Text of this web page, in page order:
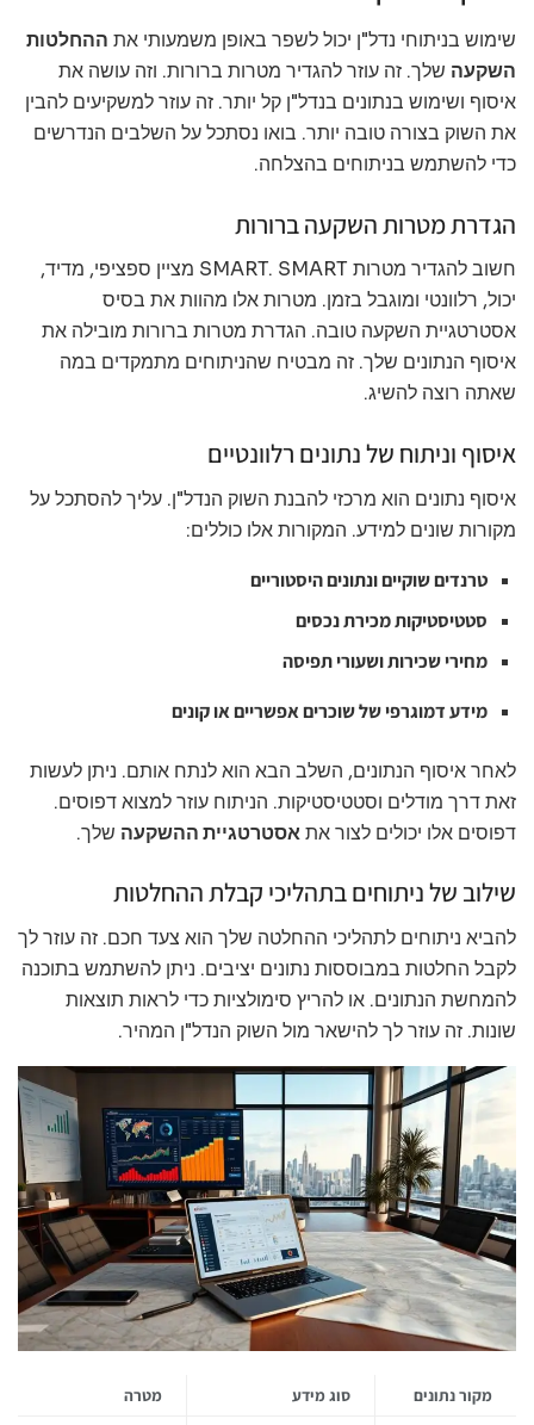
שימוש בניתוחי נדל"ן יכול לשפר באופן משמעותי את ההחלטות
השקעה שלך. זה עוזר להגדיר מטרות ברורות. וזה עושה את
איסוף ושימוש בנתונים בנדל"ן קל יותר. זה עוזר למשקיעים להבין
את השוק בצורה טובה יותר. בואו נסתכל על השלבים הנדרשים
כדי להשתמש בניתוחים בהצלחה.
הגדרת מטרות השקעה ברורות
חשוב להגדיר מטרות SMART. SMART מציין ספציפי, מדיד,
יכול, רלוונטי ומוגבל בזמן. מטרות אלו מהוות את בסיס
אסטרטגיית השקעה טובה. הגדרת מטרות ברורות מובילה את
איסוף הנתונים שלך. זה מבטיח שהניתוחים מתמקדים במה
שאתה רוצה להשיג.
איסוף וניתוח של נתונים רלוונטיים
איסוף נתונים הוא מרכזי להבנת השוק הנדל"ן. עליך להסתכל על
מקורות שונים למידע. המקורות אלו כוללים:
טרנדים שוקיים ונתונים היסטוריים
סטטיסטיקות מכירת נכסים
מחירי שכירות ושעורי תפיסה
מידע דמוגרפי של שוכרים אפשריים או קונים
לאחר איסוף הנתונים, השלב הבא הוא לנתח אותם. ניתן לעשות
זאת דרך מודלים וסטטיסטיקות. הניתוח עוזר למצוא דפוסים.
דפוסים אלו יכולים לצור אתאסטרטגיית ההשקעה שלך.
שילוב של ניתוחים בתהליכי קבלת ההחלטות
להביא ניתוחים לתהליכי ההחלטה שלך הוא צעד חכם. זה עוזר לך
לקבל החלטות במבוססות נתונים יציבים. ניתן להשתמש בתוכנה
להמחשת הנתונים. או להריץ סימולציות כדי לראות תוצאות
שונות. זה עוזר לך להישאר מול השוק הנדל"ן המהיר.
מקור נתונים סוג מידע
מטרה